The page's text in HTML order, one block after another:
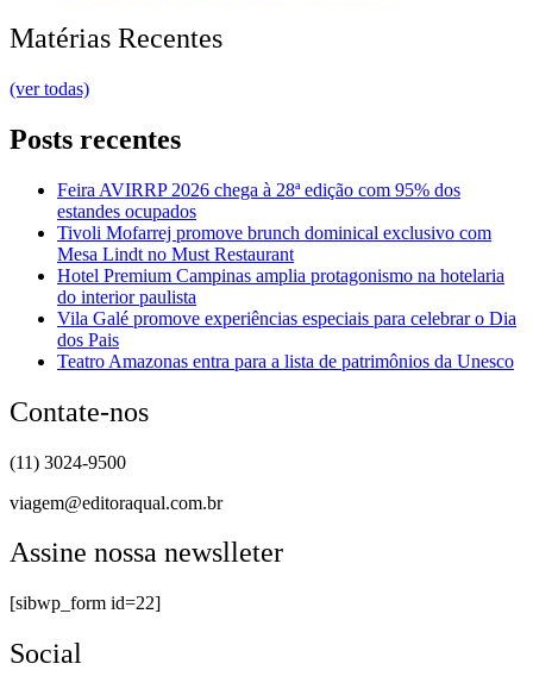
Matérias Recentes
(ver todas)
Posts recentes
Feira AVIRRP 2026 chega à 28ª edição com 95% dos
estandes ocupados
Tivoli Mofarrej promove brunch dominical exclusivo com
Mesa Lindt no Must Restaurant
Hotel Premium Campinas amplia protagonismo na hotelaria
do interior paulista
Vila Galé promove experiências especiais para celebrar o Dia
dos Pais
Teatro Amazonas entra para a lista de patrimônios da Unesco
Contate-nos
(11) 3024-9500
viagem@editoraqual.com.br
Assine nossa newslleter
[sibwp_form id=22]
Social